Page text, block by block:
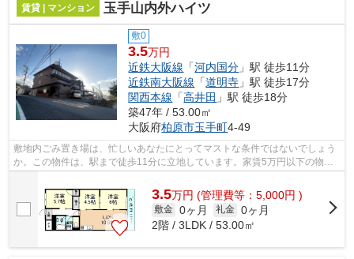
賃貸 | マンション 玉手山内外ハイツ
敷0
3.5万円
近鉄大阪線 「河内国分 」駅 徒歩11分
近鉄南大阪線 「道明寺 」駅 徒歩17分
関西本線 「高井田 」駅 徒歩18分
築47年 / 53.00㎡
大阪府柏原市玉手町4-49
敷地内ごみ置き場は、忙しいあなたにとってマストな条件ではないでしょう
か。この物件は、駅まで徒歩11分に立地しています。家賃5万円以下の物件
3.5万円 (管理費等：5,000円 )
敷金 0ヶ月 礼金 0ヶ月
2階 / 3LDK / 53.00㎡